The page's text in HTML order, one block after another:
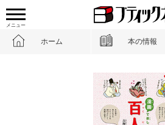
メニュー
ホーム 本の情報